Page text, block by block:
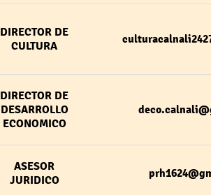
DIRECTOR DE
CULTURA
DIRECTOR DE
DESARROLLO
ECONOMICO
ASESOR
JURIDICO